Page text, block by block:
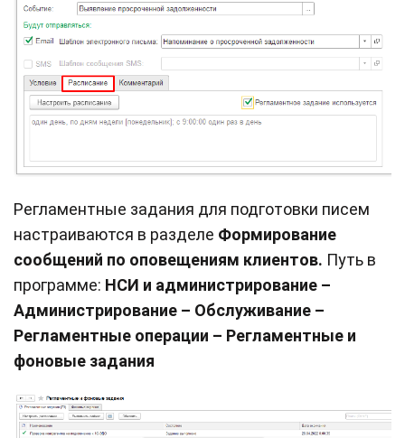
Регламентные задания для подготовки писем
настраиваются в разделе Формирование
сообщений по оповещениям клиентов. Путь в
программе: НСИ и администрирование –
Администрирование – Обслуживание –
Регламентные операции – Регламентные и
фоновые задания